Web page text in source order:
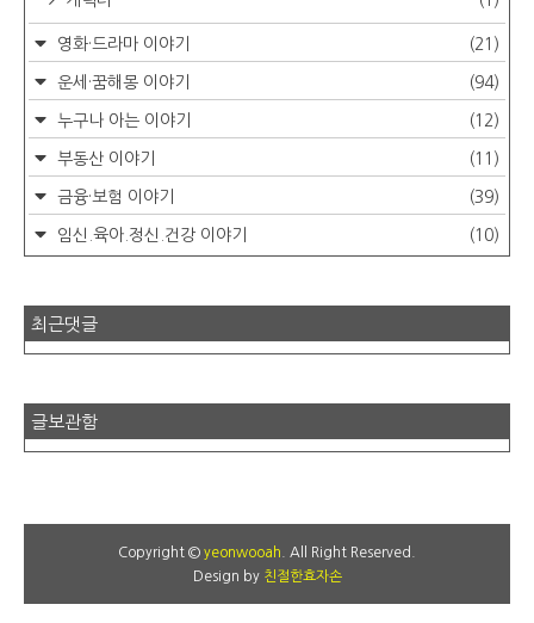
영화·드라마 이야기 (21)
운세·꿈해몽 이야기 (94)
누구나 아는 이야기 (12)
부동산 이야기 (11)
금융·보험 이야기 (39)
임신.육아.정신.건강 이야기 (10)
최근댓글
글보관함
Copyright © yeonwooah . All Right Reserved.
Design by 친절한효자손